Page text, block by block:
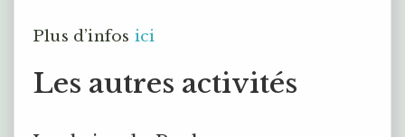
Plus d’infos ici
Les autres activités